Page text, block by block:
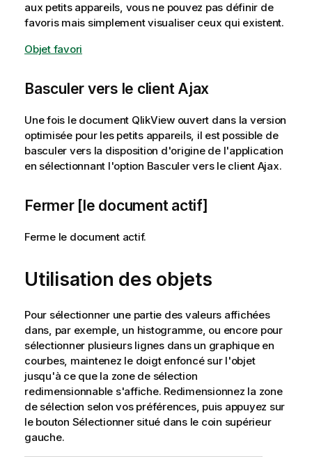
aux petits appareils, vous ne pouvez pas définir de
favoris mais simplement visualiser ceux qui existent.
Objet favori
Basculer vers le client Ajax
Une fois le document QlikView ouvert dans la version
optimisée pour les petits appareils, il est possible de
basculer vers la disposition d'origine de l'application
en sélectionnant l'option Basculer vers le client Ajax.
Fermer [le document actif]
Ferme le document actif.
Utilisation des objets
Pour sélectionner une partie des valeurs affichées
dans, par exemple, un histogramme, ou encore pour
sélectionner plusieurs lignes dans un graphique en
courbes, maintenez le doigt enfoncé sur l'objet
jusqu'à ce que la zone de sélection
redimensionnable s'affiche. Redimensionnez la zone
de sélection selon vos préférences, puis appuyez sur
le bouton Sélectionner situé dans le coin supérieur
gauche.